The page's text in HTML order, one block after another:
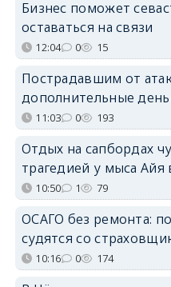
Бизнес поможет
оставаться на связи
12:04 0 15
Пострадавшим от
дополнительные
11:03 0 193
Отдых на сапбордах
трагедией у мыса Айя
10:50 1 79
ОСАГО без ремонта:
судятся со
10:16 0 174